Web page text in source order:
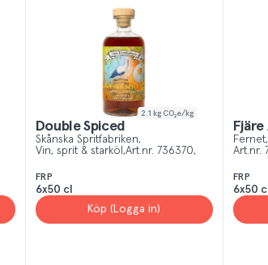
2.1 kg CO₂e/kg
Double Spiced
Skånska Spritfabriken
Vin, sprit & starköl Art.nr. 736370
FRP
6x50 cl
Köp (Logga in)
Fernet
Art.nr.
FRP
6x50 cl